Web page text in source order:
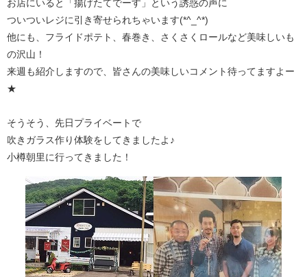
お店にいると「揚げたてでーす」という誘惑の声に
ついついレジに引き寄せられちゃいます(*^_^*)
他にも、フライドポテト、春巻き、さくさくロールなど美味しいも
の沢山！
来週も紹介しますので、皆さんの美味しいコメント待ってますよー
★
そうそう、先日プライベートで
吹きガラス作り体験をしてきましたよ♪
小樽朝里に行ってきました！